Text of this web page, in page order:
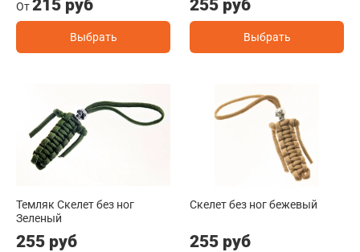
От215 руб
Выбрать
255 руб
Выбрать
Темляк Скелет без ног
Зеленый
255 руб
Скелет без ног бежевый
255 руб